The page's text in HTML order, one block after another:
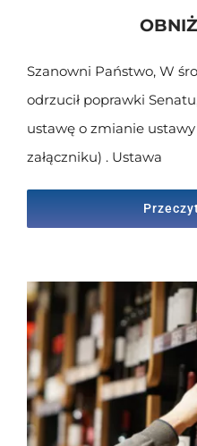
Szanowni Państwo, W
odrzucił poprawki
ustawę o zmianie
załączniku) . Ustawa